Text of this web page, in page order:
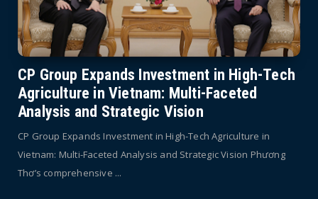
CP Group Expands Investment in High-Tech
Agriculture in Vietnam: Multi-Faceted
Analysis and Strategic Vision
CP Group Expands Investment in High-Tech Agriculture in
Vietnam: Multi-Faceted Analysis and Strategic Vision Phương
Thơ’s comprehensive ...